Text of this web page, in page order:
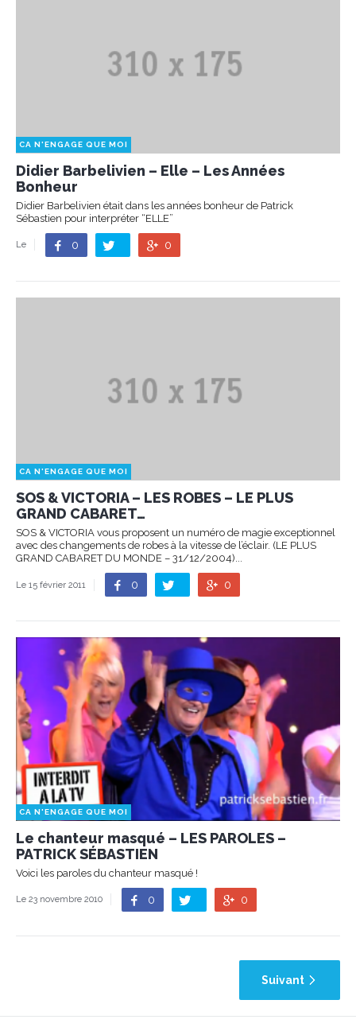
CA N'ENGAGE QUE MOI
Didier Barbelivien – Elle – Les Années
Bonheur
Didier Barbelivien était dans les années bonheur de Patrick
Sébastien pour interpréter “ELLE”
Le 0 0
CA N'ENGAGE QUE MOI
SOS & VICTORIA – LES ROBES – LE PLUS
GRAND CABARET…
SOS & VICTORIA vous proposent un numéro de magie exceptionnel
avec des changements de robes à la vitesse de l’éclair. (LE PLUS
GRAND CABARET DU MONDE – 31/12/2004)...
Le 15 février 2011 0 0
CA N'ENGAGE QUE MOI
Le chanteur masqué – LES PAROLES –
PATRICK SÉBASTIEN
Voici les paroles du chanteur masqué !
Le 23 novembre 2010 0 0
Suivant